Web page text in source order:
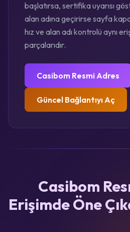
başlatırsa, sertifika uyarısı
alan adına geçirirse sayfa
hız ve alan adı kontrolü aynı
parçalarıdır.
Casibom Resmi Adres
Güncel Bağlantıyı Aç
Casibom
Erişimde Öne